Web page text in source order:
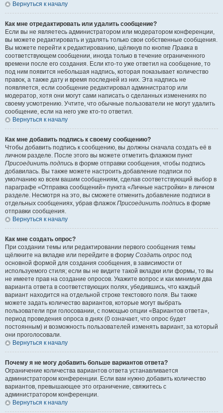
Вернуться к началу
Как мне отредактировать или удалить сообщение?
Если вы не являетесь администратором или модератором конференции,
вы можете редактировать и удалять только свои собственные сообщения.
Вы можете перейти к редактированию, щёлкнув по кнопке Правка в
соответствующем сообщении, иногда только в течение ограниченного
времени после его создания. Если кто-то уже ответил на сообщение, то
под ним появится небольшая надпись, которая показывает количество
правок, а также дату и время последней из них. Эта надпись не
появляется, если сообщение редактировал администратор или
модератор, хотя они могут сами написать о сделанных изменениях по
своему усмотрению. Учтите, что обычные пользователи не могут удалить
сообщение, если на него уже кто-то ответил.
Вернуться к началу
Как мне добавить подпись к своему сообщению?
Чтобы добавить подпись к сообщению, вы должны сначала создать её в
личном разделе. После этого вы можете отметить флажком пункт
Присоединить подпись в форме отправки сообщения, чтобы подпись
добавилась. Вы также можете настроить добавление подписи по
умолчанию ко всем вашим сообщениям, сделав соответствующий выбор в
параграфе «Отправка сообщений» пункта «Личные настройки» в личном
разделе. Несмотря на это, вы сможете отменить добавление подписи в
отдельных сообщениях, убрав флажок Присоединить подпись в форме
отправки сообщения.
Вернуться к началу
Как мне создать опрос?
При создании темы или редактировании первого сообщения темы
щёлкните на вкладке или перейдите в форму Создать опрос под
основной формой для создания сообщения, в зависимости от
используемого стиля; если вы не видите такой вкладки или формы, то вы
не имеете прав на создание опросов. Укажите вопрос и как минимум два
варианта ответа в соответствующих полях, убедившись, что каждый
вариант находится на отдельной строке текстового поля. Вы также
можете задать количество вариантов, которые могут выбрать
пользователи при голосовании, с помощью опции «Вариантов ответа»,
период проведения опроса в днях (0 означает, что опрос будет
постоянным) и возможность пользователей изменять вариант, за который
они проголосовали.
Вернуться к началу
Почему я не могу добавить больше вариантов ответа?
Ограничение количества вариантов ответа устанавливается
администратором конференции. Если вам нужно добавить количество
вариантов, превышающее это ограничение, свяжитесь с
администратором конференции.
Вернуться к началу